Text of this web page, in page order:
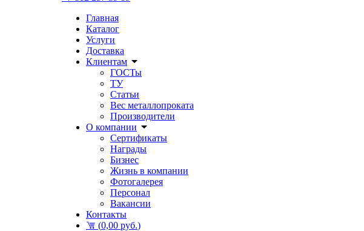
Главная
Каталог
Услуги
Доставка
Клиентам
ГОСТы
ТУ
Статьи
Вес металлопроката
Производители
О компании
Сертификаты
Награды
Бизнес
Жизнь в компании
Фотогалерея
Персонал
Вакансии
Контакты
(0,00 руб.)